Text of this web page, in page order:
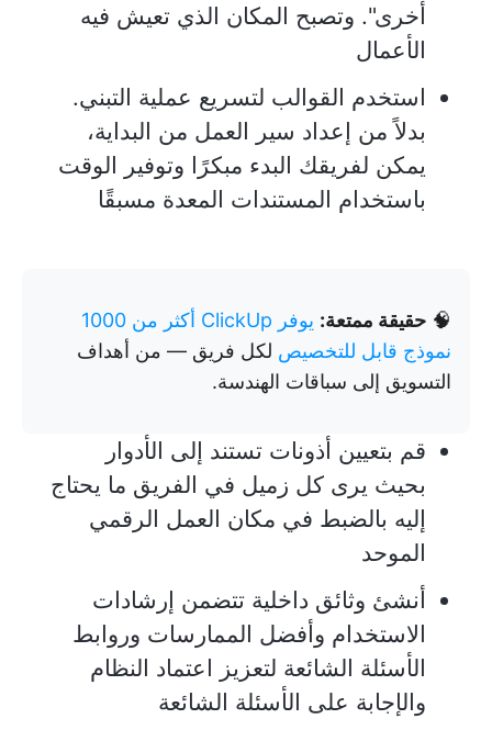
أخرى". وتصبح المكان الذي تعيش فيه
الأعمال
استخدم القوالب لتسريع عملية التبني.
بدلاً من إعداد سير العمل من البداية،
يمكن لفريقك البدء مبكرًا وتوفير الوقت
باستخدام المستندات المعدة مسبقًا
🧠 حقيقة ممتعة:
يوفر ClickUp أكثر من 1000
نموذج قابل للتخصيص لكل فريق — من أهداف
التسويق إلى سباقات الهندسة.
قم بتعيين أذونات تستند إلى الأدوار
بحيث يرى كل زميل في الفريق ما يحتاج
إليه بالضبط في مكان العمل الرقمي
الموحد
أنشئ وثائق داخلية تتضمن إرشادات
الاستخدام وأفضل الممارسات وروابط
الأسئلة الشائعة لتعزيز اعتماد النظام
والإجابة على الأسئلة الشائعة